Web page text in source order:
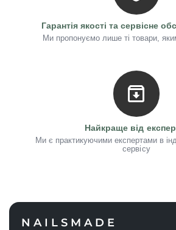
Гарантія якості та сервісне
Ми пропонуємо лише ті товари,
Найкраще від
Ми є практикуючими експертами в
сервісу
NAILSMADE